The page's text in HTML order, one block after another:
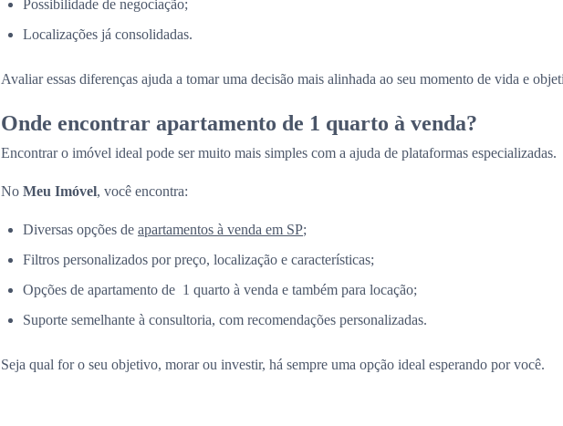
Possibilidade de negociação;
Localizações já consolidadas.
Avaliar essas diferenças ajuda a tomar uma decisão mais alinhada ao seu momento de vida e
Onde encontrar apartamento de 1 quarto à venda?
Encontrar o imóvel ideal pode ser muito mais simples com a ajuda de plataformas especializadas.
No Meu Imóvel, você encontra:
Diversas opções de apartamentos à venda em SP;
Filtros personalizados por preço, localização e características;
Opções de apartamento de 1 quarto à venda e também para locação;
Suporte semelhante à consultoria, com recomendações personalizadas.
Seja qual for o seu objetivo, morar ou investir, há sempre uma opção ideal esperando por você.